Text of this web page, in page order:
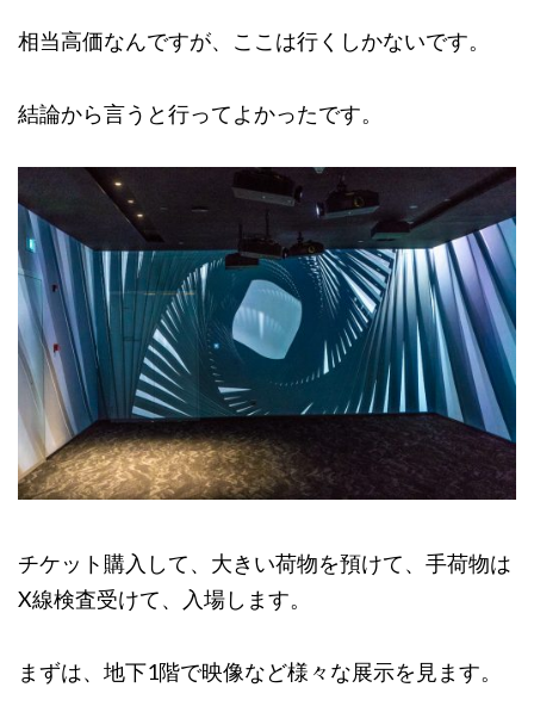
相当高価なんですが、ここは行くしかないです。
結論から言うと行ってよかったです。
チケット購入して、大きい荷物を預けて、手荷物は
X線検査受けて、入場します。
まずは、地下1階で映像など様々な展示を見ます。